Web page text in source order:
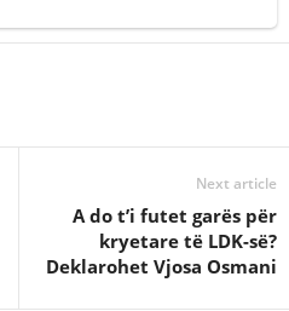
Next article
A do t’i futet garës për
kryetare të LDK-së?
Deklarohet Vjosa Osmani